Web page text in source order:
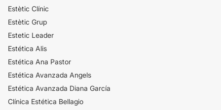
Estètic Clínic
Estètic Grup
Estetic Leader
Estética Alis
Estética Ana Pastor
Estética Avanzada Angels
Estética Avanzada Diana García
Clínica Estética Bellagio